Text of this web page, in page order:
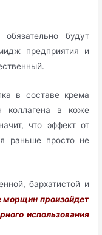
будут
предприятия и
в составе крема
коллагена в коже
что эффект от
раньше просто не
бархатистой и
морщин произойдет
использования